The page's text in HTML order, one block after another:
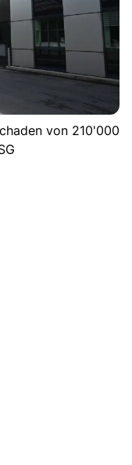
von 210'000